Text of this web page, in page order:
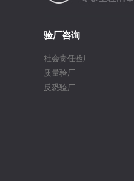
验厂咨询
社会责任验厂
质量验厂
反恐验厂